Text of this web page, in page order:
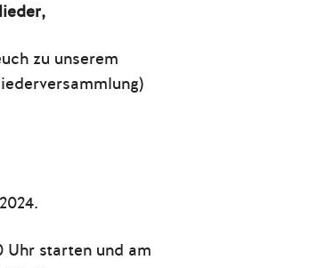
zu unserem
Uhr starten und am